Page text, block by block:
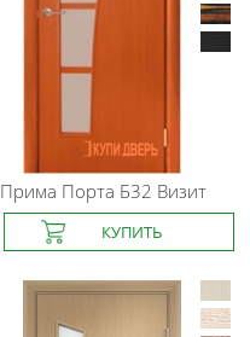
Прима Порта Б32 Визит